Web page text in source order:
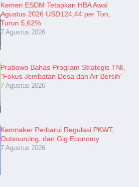
Kemen ESDM Tetapkan HBA Awal
Agustus 2026 USD124,44 per Ton,
Turun 5,62%
7 Agustus 2026
Prabowo Bahas Program Strategis TNI,
“Fokus Jembatan Desa dan Air Bersih”
7 Agustus 2026
Kemnaker Perbarui Regulasi PKWT,
Outsourcing, dan Gig Economy
7 Agustus 2026